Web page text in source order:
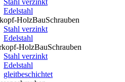
Stahl verzinkt
Edelstahl
HolzBauSchrauben
Stahl verzinkt
Edelstahl
HolzBauSchrauben
Stahl verzinkt
Edelstahl
gleitbeschichtet